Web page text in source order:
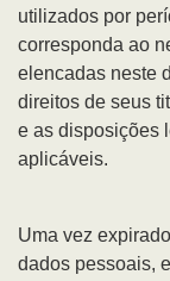
utilizados por
corresponda ao
elencadas neste
direitos de seus
e as disposições
aplicáveis.
Uma vez
dados pessoais,